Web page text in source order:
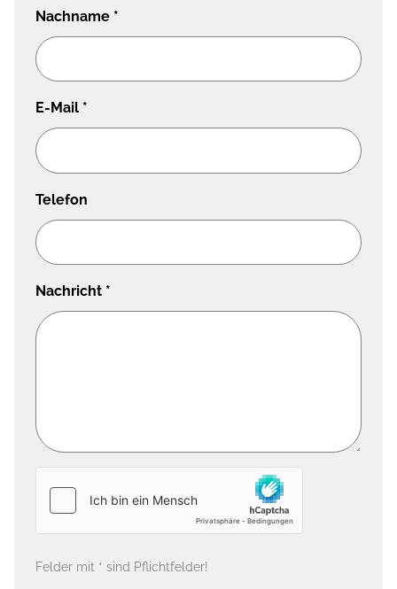
Nachname *
E-Mail *
Telefon
Nachricht *
Felder mit * sind Pflichtfelder!